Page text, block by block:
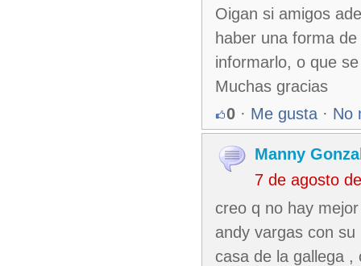
Oigan si amigos
haber una forma
informarlo, o que
Muchas gracias
0 · Me gusta · No
Manny
7 de agosto
creo q no hay
andy vargas con
casa de la gallega ,